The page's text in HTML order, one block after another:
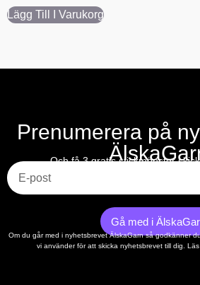
Lägg Till I Varukorg
Prenumerera på
Och få 3 gratis stickmönster
Gå med i
Om du går med i nyhetsbrevet ÄlskaGarn så godkänner
vi använder för att skicka nyhetsbrevet till dig.